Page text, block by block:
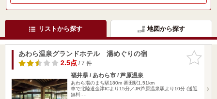
リストから探す 地図から探す
お気に入
りに追加
あわら温泉グランドホテル 湯めぐりの宿
2.5点/ 7 件
福井県 / あわら市 / 芦原温泉
あわら湯のまち駅180m 番田駅1.51km
車で北陸道金津ICより15分／JR芦原温泉駅より10分 (送迎
無料:…